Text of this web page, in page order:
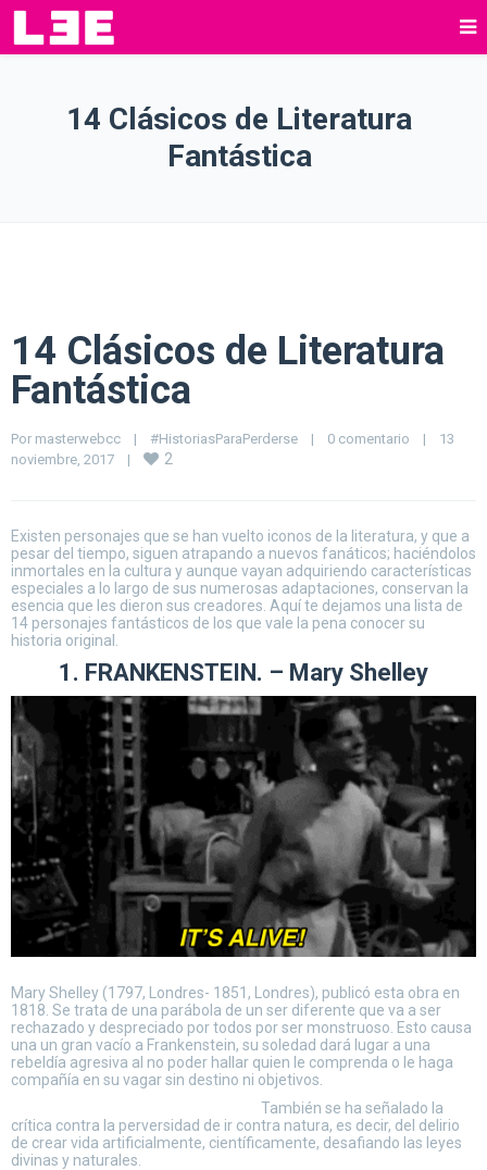
14 Clásicos de Literatura
Fantástica
14 Clásicos de Literatura
Fantástica
Por masterwebcc | #HistoriasParaPerderse | 0 comentario |
13
noviembre, 2017 | 2
Existen personajes que se han vuelto iconos de la literatura, y que a
pesar del tiempo, siguen atrapando a nuevos fanáticos; haciéndolos
inmortales en la cultura y aunque vayan adquiriendo características
especiales a lo largo de sus numerosas adaptaciones, conservan la
esencia que les dieron sus creadores. Aquí te dejamos una lista de
14 personajes fantásticos de los que vale la pena conocer su
historia original.
1. FRANKENSTEIN. – Mary Shelley
Mary Shelley (1797, Londres- 1851, Londres), publicó esta obra en
1818. Se trata de una parábola de un ser diferente que va a ser
rechazado y despreciado por todos por ser monstruoso. Esto causa
una un gran vacío a Frankenstein, su soledad dará lugar a una
rebeldía agresiva al no poder hallar quien le comprenda o le haga
compañía en su vagar sin destino ni objetivos.
También se ha señalado la
crítica contra la perversidad de ir contra natura, es decir, del delirio
de crear vida artificialmente, científicamente, desafiando las leyes
divinas y naturales.